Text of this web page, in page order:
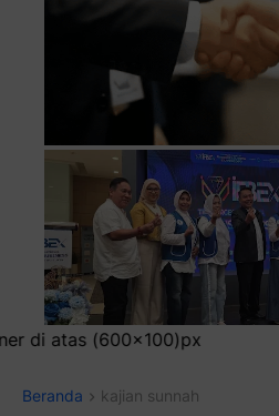
Beranda kajian sunnah